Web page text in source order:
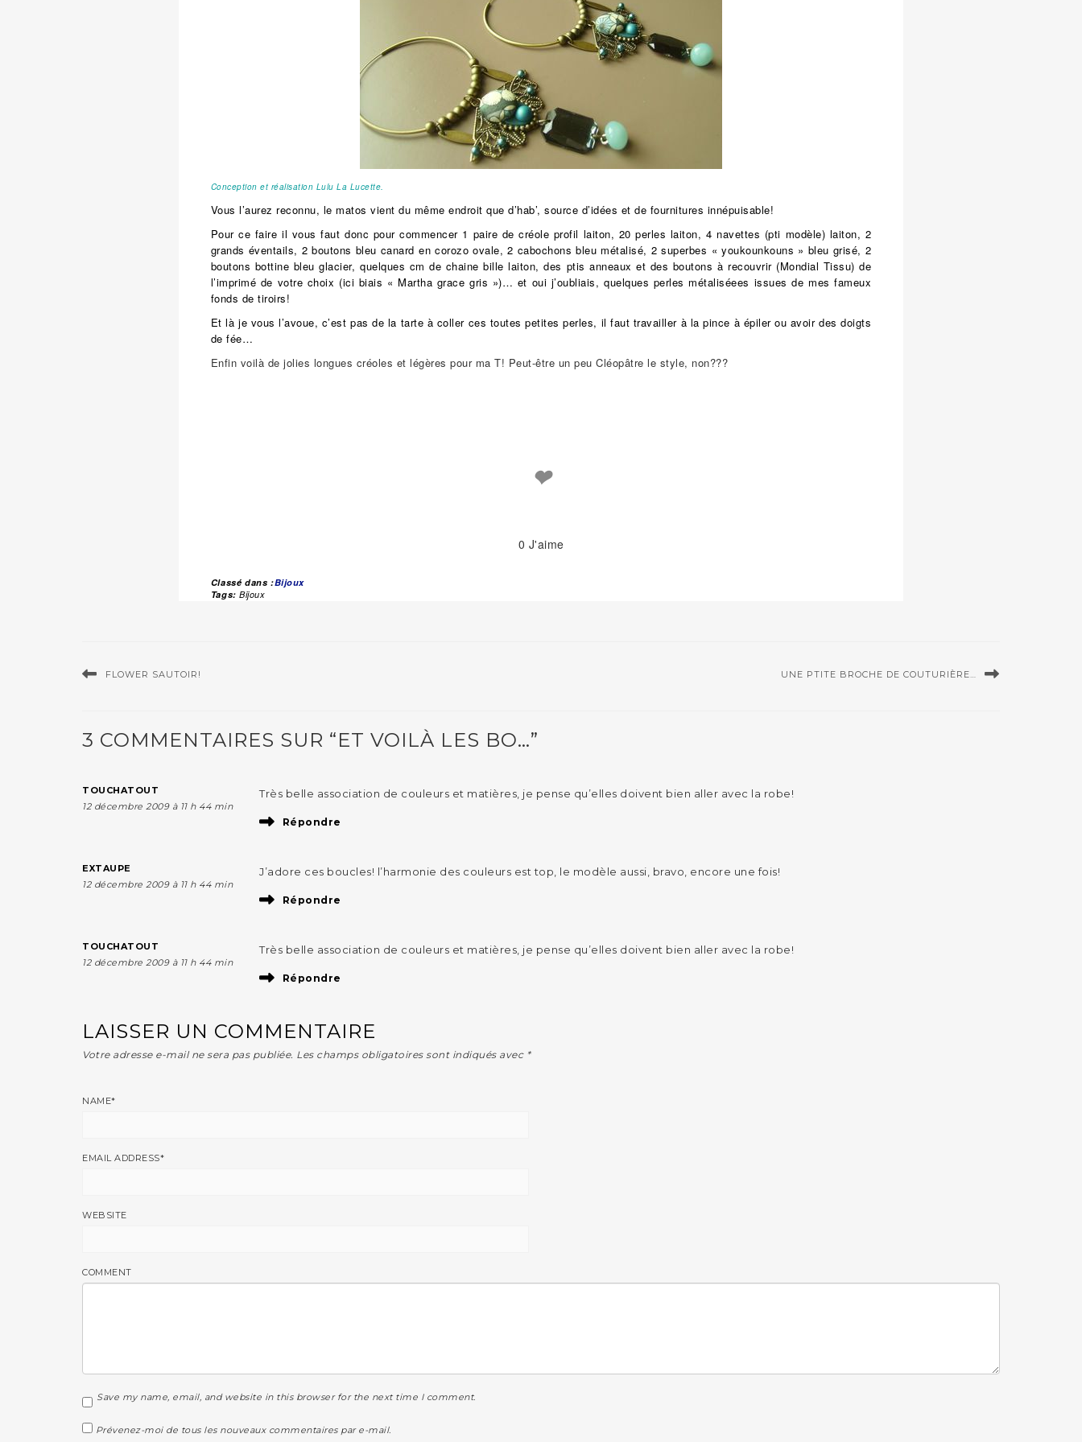
Conception et réalisation Lulu La Lucette.
Vous l’aurez reconnu, le matos vient du même endroit que d’hab’, source d’idées et de fournitures innépuisable!
Pour ce faire il vous faut donc pour commencer 1 paire de créole profil laiton, 20 perles laiton, 4 navettes (pti modèle) laiton, 2
grands éventails, 2 boutons bleu canard en corozo ovale, 2 cabochons bleu métalisé, 2 superbes « youkounkouns » bleu grisé, 2
boutons bottine bleu glacier, quelques cm de chaine bille laiton, des ptis anneaux et des boutons à recouvrir (Mondial Tissu) de
l’imprimé de votre choix (ici biais « Martha grace gris »)… et oui j’oubliais, quelques perles métaliséees issues de mes fameux
fonds de tiroirs!
Et là je vous l’avoue, c’est pas de la tarte à coller ces toutes petites perles, il faut travailler à la pince à épiler ou avoir des doigts
de fée…
Enfin voilà de jolies longues créoles et légères pour ma T! Peut-être un peu Cléopâtre le style, non???
❤
0 J'aime
Classé dans :Bijoux
Tags:Bijoux
FLOWER SAUTOIR! UNE PTITE BROCHE DE COUTURIÈRE…
3 COMMENTAIRES SUR “ET VOILÀ LES BO…”
TOUCHATOUT
12 décembre 2009 à 11 h 44 min
Très belle association de couleurs et matières, je pense qu’elles doivent bien aller avec la robe!
Répondre
EXTAUPE
12 décembre 2009 à 11 h 44 min
J’adore ces boucles! l’harmonie des couleurs est top, le modèle aussi, bravo, encore une fois!
Répondre
TOUCHATOUT
12 décembre 2009 à 11 h 44 min
Très belle association de couleurs et matières, je pense qu’elles doivent bien aller avec la robe!
Répondre
LAISSER UN COMMENTAIRE
Votre adresse e-mail ne sera pas publiée. Les champs obligatoires sont indiqués avec *
NAME*
EMAIL ADDRESS*
WEBSITE
COMMENT
Save my name, email, and website in this browser for the next time I comment.
Prévenez-moi de tous les nouveaux commentaires par e-mail.